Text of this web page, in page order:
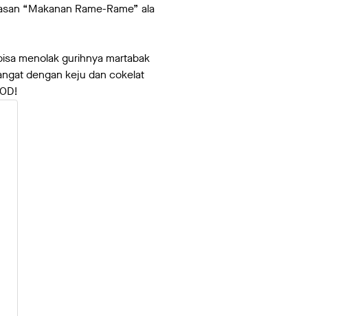
“Makanan Rame-Rame” ala
menolak gurihnya martabak
dengan keju dan cokelat